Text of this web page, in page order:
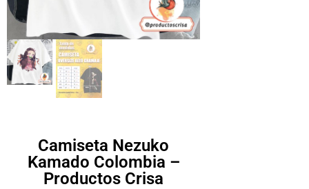
Camiseta Nezuko
Kamado Colombia –
Productos Crisa